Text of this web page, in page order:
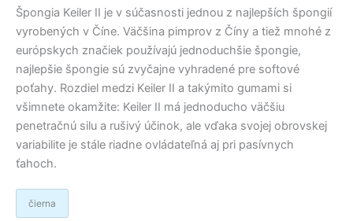
Špongia Keiler II je v súčasnosti jednou z najlepších špongií
vyrobených v Číne. Väčšina pimprov z Číny a tiež mnohé z
európskych značiek používajú jednoduchšie špongie,
najlepšie špongie sú zvyčajne vyhradené pre softové
poťahy. Rozdiel medzi Keiler II a takýmito gumami si
všimnete okamžite: Keiler II má jednoducho väčšiu
penetračnú silu a rušivý účinok, ale vďaka svojej obrovskej
variabilite je stále riadne ovládateľná aj pri pasívnych
ťahoch.
čierna